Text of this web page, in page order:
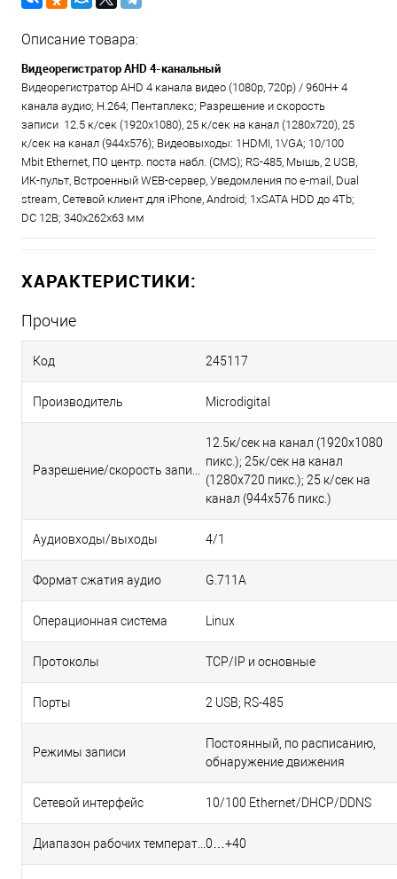
Описание товара:
Видеорегистратор AHD 4-канальный
Видеорегистратор AHD 4 канала видео (1080p, 720р) / 960Н+ 4
канала аудио; Н.264; Пентаплекс; Разрешение и скорость
записи 12.5 к/сек (1920х1080), 25 к/сек на канал (1280х720), 25
к/сек на канал (944х576); Видеовыходы: 1HDMI, 1VGA; 10/100
Mbit Ethernet, ПО центр. поста набл. (CMS); RS-485, Мышь, 2 USB,
ИК-пульт, Встроенный WEB-сервер, Уведомления по e-mail, Dual
stream, Сетевой клиент для iPhone, Android; 1хSATA HDD до 4Tb;
DС 12В; 340x262x63 мм
ХАРАКТЕРИСТИКИ:
Прочие
Код 245117
Производитель Microdigital
12.5к/сек на канал (1920х1080
пикс.); 25к/сек на канал
(1280х720 пикс.); 25 к/сек на
канал (944х576 пикс.)
Аудиовходы/выходы 4/1
Формат сжатия аудио G.711A
Операционная система Linux
Протоколы TCP/IP и основные
Порты 2 USB; RS-485
Режимы записи
Постоянный, по расписанию,
обнаружение движения
Сетевой интерфейс 10/100 Ethernet/DHCP/DDNS
0…+40